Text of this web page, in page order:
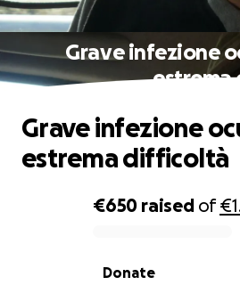
Grave infezione
0% complete
€650 raised of
Donate
Grave infezione
estrema difficoltà